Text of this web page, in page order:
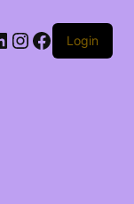
Instagram
Facebook
Login